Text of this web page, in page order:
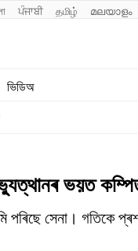
ਪੰਜਾਬੀ தமிழ் മലയാളം
ভিডিঅ
অভ্যুত্থানৰ ভয়ত
পৰিছে সেনা। গতিকে